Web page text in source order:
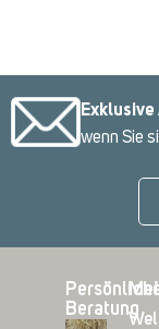
Exklusive
wenn Sie
Beratung